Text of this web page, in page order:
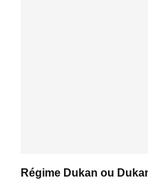
Régime Dukan ou